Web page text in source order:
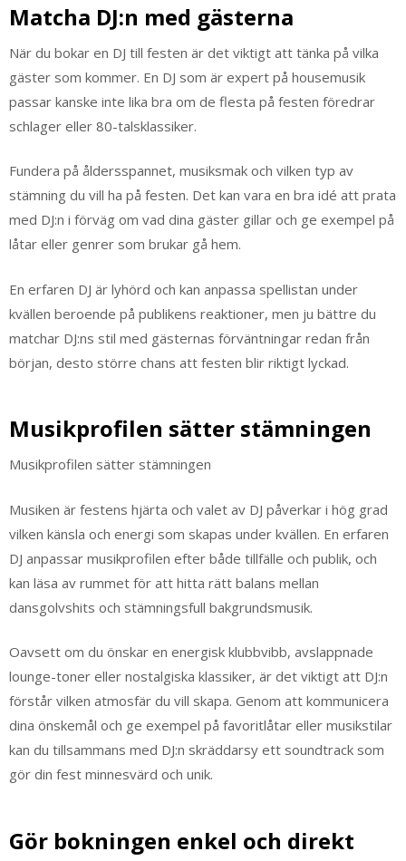
Matcha DJ:n med gästerna
När du bokar en DJ till festen är det viktigt att tänka på vilka
gäster som kommer. En DJ som är expert på housemusik
passar kanske inte lika bra om de flesta på festen föredrar
schlager eller 80-talsklassiker.
Fundera på åldersspannet, musiksmak och vilken typ av
stämning du vill ha på festen. Det kan vara en bra idé att prata
med DJ:n i förväg om vad dina gäster gillar och ge exempel på
låtar eller genrer som brukar gå hem.
En erfaren DJ är lyhörd och kan anpassa spellistan under
kvällen beroende på publikens reaktioner, men ju bättre du
matchar DJ:ns stil med gästernas förväntningar redan från
början, desto större chans att festen blir riktigt lyckad.
Musikprofilen sätter stämningen
Musikprofilen sätter stämningen
Musiken är festens hjärta och valet av DJ påverkar i hög grad
vilken känsla och energi som skapas under kvällen. En erfaren
DJ anpassar musikprofilen efter både tillfälle och publik, och
kan läsa av rummet för att hitta rätt balans mellan
dansgolvshits och stämningsfull bakgrundsmusik.
Oavsett om du önskar en energisk klubbvibb, avslappnade
lounge-toner eller nostalgiska klassiker, är det viktigt att DJ:n
förstår vilken atmosfär du vill skapa. Genom att kommunicera
dina önskemål och ge exempel på favoritlåtar eller musikstilar
kan du tillsammans med DJ:n skräddarsy ett soundtrack som
gör din fest minnesvärd och unik.
Gör bokningen enkel och direkt